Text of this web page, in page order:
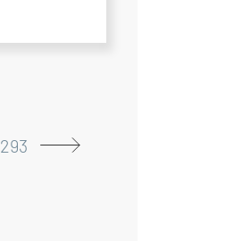
293